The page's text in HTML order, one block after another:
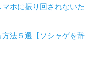
ホに振り回されないた
法５選【ソシャゲを辞